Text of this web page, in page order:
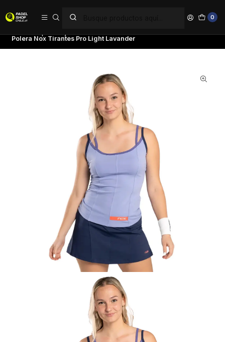
0
Polera Nox Tirantes Pro Light Lavander